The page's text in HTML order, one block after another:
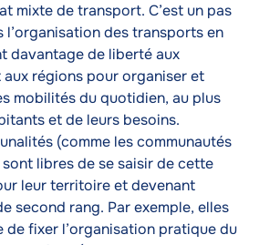
mixte de transport. C’est un pas
l’organisation des transports en
davantage de liberté aux
régions pour organiser et
mobilités du quotidien, au plus
et de leurs besoins.
(comme les communautés
libres de se saisir de cette
leur territoire et devenant
second rang. Par exemple, elles
de fixer l’organisation pratique du